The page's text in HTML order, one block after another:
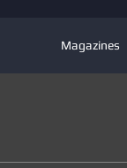
Magazines